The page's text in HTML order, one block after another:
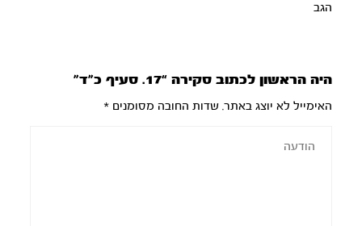
הגב
היה הראשון לכתוב סקירה “17. סעיף כ”ד”
האימייל לא יוצג באתר. שדות החובה מסומנים*